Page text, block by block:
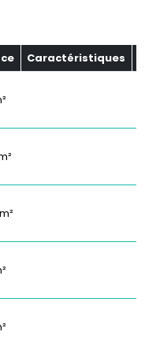
Caractéristiques